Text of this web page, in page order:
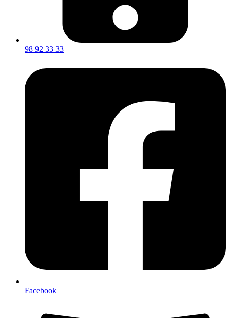
98 92 33 33
Facebook